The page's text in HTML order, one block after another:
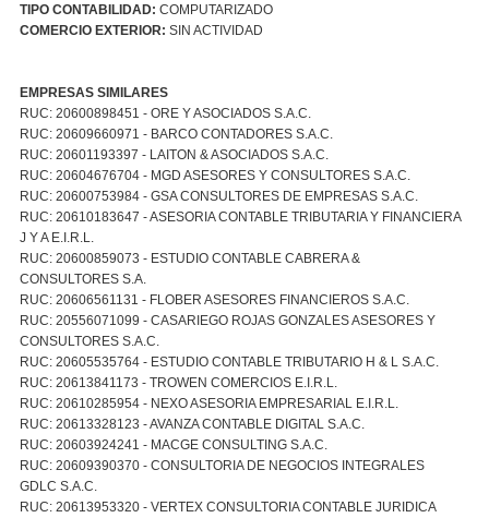
TIPO CONTABILIDAD: COMPUTARIZADO
COMERCIO EXTERIOR: SIN ACTIVIDAD
EMPRESAS SIMILARES
RUC: 20600898451 - ORE Y ASOCIADOS S.A.C.
RUC: 20609660971 - BARCO CONTADORES S.A.C.
RUC: 20601193397 - LAITON & ASOCIADOS S.A.C.
RUC: 20604676704 - MGD ASESORES Y CONSULTORES S.A.C.
RUC: 20600753984 - GSA CONSULTORES DE EMPRESAS S.A.C.
RUC: 20610183647 - ASESORIA CONTABLE TRIBUTARIA Y FINANCIERA
J Y A E.I.R.L.
RUC: 20600859073 - ESTUDIO CONTABLE CABRERA &
CONSULTORES S.A.
RUC: 20606561131 - FLOBER ASESORES FINANCIEROS S.A.C.
RUC: 20556071099 - CASARIEGO ROJAS GONZALES ASESORES Y
CONSULTORES S.A.C.
RUC: 20605535764 - ESTUDIO CONTABLE TRIBUTARIO H & L S.A.C.
RUC: 20613841173 - TROWEN COMERCIOS E.I.R.L.
RUC: 20610285954 - NEXO ASESORIA EMPRESARIAL E.I.R.L.
RUC: 20613328123 - AVANZA CONTABLE DIGITAL S.A.C.
RUC: 20603924241 - MACGE CONSULTING S.A.C.
RUC: 20609390370 - CONSULTORIA DE NEGOCIOS INTEGRALES
GDLC S.A.C.
RUC: 20613953320 - VERTEX CONSULTORIA CONTABLE JURIDICA